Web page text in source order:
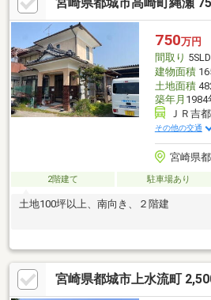
750万円
間取り
建物面積
土地面積
築年月 1984
ＪＲ吉
その他の交通
宮崎県
2階建て 駐車場あり
土地100坪以上、南向き、２階建
宮崎県都城市上水流町